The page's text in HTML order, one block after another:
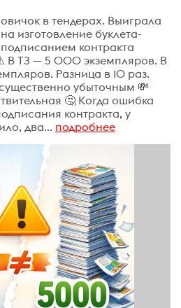
в тендерах. Выиграла
изготовление буклета-
контракта
В ТЗ — 5 000 экземпляров. В
Разница в 10 раз.
убыточным 💸
🤔 Когда ошибка
контракта, у
два... подробнее